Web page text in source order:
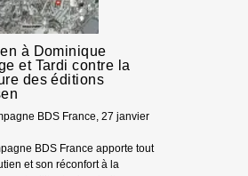
à Dominique
et Tardi contre la
des éditions
BDS France, 27 janvier
BDS France apporte tout
et son réconfort à la